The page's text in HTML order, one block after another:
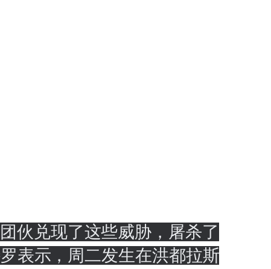
伙兑现了这些威胁，屠杀了
表示，周二发生在洪都拉斯